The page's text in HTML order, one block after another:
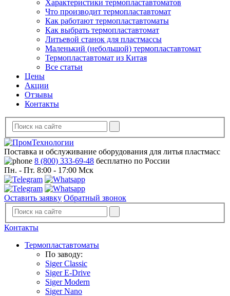
Характеристики термопластавтоматов
Что производит термопластавтомат
Как работают термопластавтоматы
Как выбрать термопластавтомат
Литьевой станок для пластмассы
Маленький (небольшой) термопластавтомат
Термопластавтомат из Китая
Все статьи
Цены
Акции
Отзывы
Контакты
Поставка и обслуживание оборудования для литья пластмасс
8 (800) 333-69-48 бесплатно по России
Пн. - Пт. 8:00 - 17:00 Мск
Оставить заявку Обратный звонок
Контакты
Термопластавтоматы
По заводу:
Siger Classic
Siger E-Drive
Siger Modern
Siger Nano